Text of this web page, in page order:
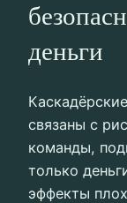
деньги
связаны с
команды,
только
эффекты